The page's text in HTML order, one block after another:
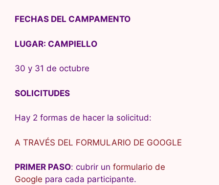
FECHAS DEL CAMPAMENTO
LUGAR: CAMPIELLO
30 y 31 de octubre
SOLICITUDES
Hay 2 formas de hacer la solicitud:
A TRAVÉS DEL FORMULARIO DE GOOGLE
PRIMER PASO: cubrir un formulario de
Google para cada participante.